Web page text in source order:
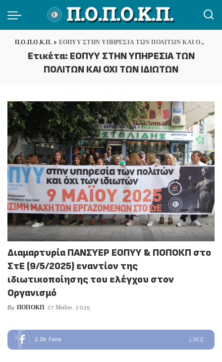
Π.Ο.Π.Ο.Κ.Π.> ΕΟΠΥΥ ΣΤΗΝ ΥΠΗΡΕΣΙΑ ΤΩΝ ΠΟΛΙΤΩΝ ΚΑΙ ΟΧΙ ΤΩΝ ΙΔΙΩΤΩΝ
Ετικέτα: ΕΟΠΥΥ ΣΤΗΝ ΥΠΗΡΕΣΙΑ ΤΩΝ
ΠΟΛΙΤΩΝ ΚΑΙ ΟΧΙ ΤΩΝ ΙΔΙΩΤΩΝ
Διαμαρτυρία ΠΑΝΣΥΕΡ ΕΟΠΥΥ & ΠΟΠΟΚΠ στο
ΣτΕ (9/5/2025) εναντίον της
ιδιωτικοποίησης του ελέγχου στον
Οργανισμό
Posted
By ΠΟΠΟΚΠ 27 Μαΐου, 2025
2.2k Fans LIKE